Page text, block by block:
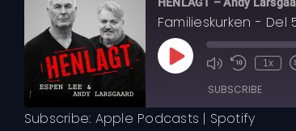
HENLAGT – Andy
Familieskurken - Del
Play
Episode Mute/Unmute
Rewind
Seconds
1x
SUBSCRIBE
Subscribe: Apple Podcasts | Spotify